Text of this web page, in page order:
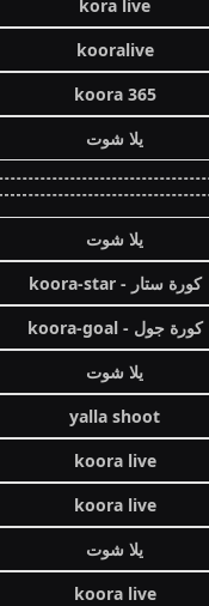
kora live
kooralive
koora 365
يلا شوت
يلا شوت
كورة ستار - koora-star
كورة جول - koora-goal
يلا شوت
yalla shoot
koora live
koora live
يلا شوت
koora live